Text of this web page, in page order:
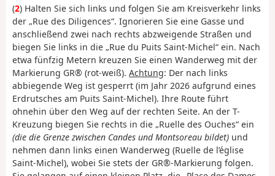
(2) Halten Sie sich links und folgen Sie am Kreisverkehr links
der „Rue des Diligences“. Ignorieren Sie eine Gasse und
anschließend zwei nach rechts abzweigende Straßen und
biegen Sie links in die „Rue du Puits Saint-Michel“ ein. Nach
etwa fünfzig Metern kreuzen Sie einen Wanderweg mit der
Markierung GR® (rot-weiß). Achtung: Der nach links
abbiegende Weg ist gesperrt (im Jahr 2026 aufgrund eines
Erdrutsches am Puits Saint-Michel). Ihre Route führt
ohnehin über den Weg auf der rechten Seite. An der T-
Kreuzung biegen Sie rechts in die „Ruelle des Ouches“ ein
(die die Grenze zwischen Candes und Montsoreau bildet) und
nehmen dann links einen Wanderweg (Ruelle de l’église
Saint-Michel), wobei Sie stets der GR®-Markierung folgen.